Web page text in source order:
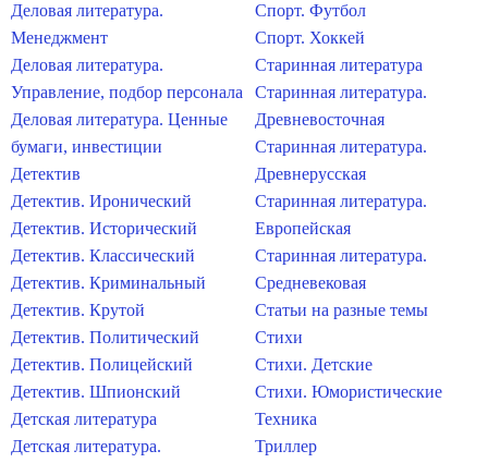
Деловая литература.
Менеджмент
Деловая литература.
Управление, подбор персонала
Деловая литература. Ценные
бумаги, инвестиции
Детектив
Детектив. Иронический
Детектив. Исторический
Детектив. Классический
Детектив. Криминальный
Детектив. Крутой
Детектив. Политический
Детектив. Полицейский
Детектив. Шпионский
Детская литература
Детская литература.
Спорт. Футбол
Спорт. Хоккей
Старинная литература
Старинная литература.
Древневосточная
Старинная литература.
Древнерусская
Старинная литература.
Европейская
Старинная литература.
Средневековая
Статьи на разные темы
Стихи
Стихи. Детские
Стихи. Юмористические
Техника
Триллер